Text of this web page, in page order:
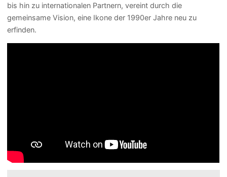
bis hin zu internationalen Partnern, vereint durch die
gemeinsame Vision, eine Ikone der 1990er Jahre neu zu
erfinden.